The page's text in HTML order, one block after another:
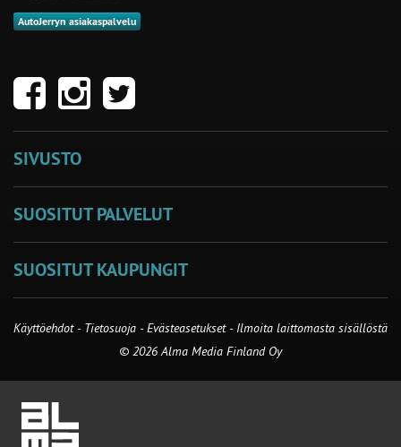
AutoJerryn asiakaspalvelu
SIVUSTO
SUOSITUT PALVELUT
SUOSITUT KAUPUNGIT
Käyttöehdot - Tietosuoja -Evästeasetukset- Ilmoita laittomasta sisällöstä
© 2026 Alma Media Finland Oy